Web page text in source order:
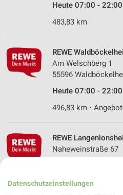
Heute 07:00 - 22:00
483,83 km
REWE
Am Welschberg 1
55596
Heute 07:00 - 22:00
496,83 km •
REWE
Naheweinstraße 67
55450
Datenschutzeinstellungen